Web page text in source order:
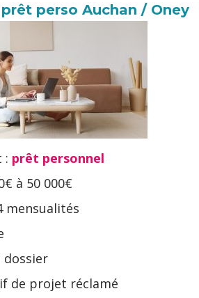
perso Auchan / Oney
: prêt personnel
à 50 000€
mensualités
dossier
de projet réclamé